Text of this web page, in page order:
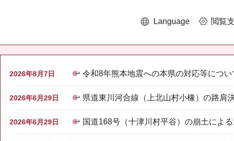
Language 閲覧
2026年8月7日 令和8年熊本地震への本県の対応等につい
2026年6月29日 県道東川河合線（上北山村小橡）の路肩
2026年6月29日 国道168号（十津川村平谷）の崩土によ